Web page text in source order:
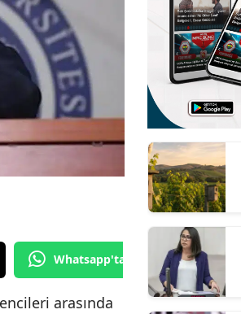
Whatsapp'tan Gönder
arasında